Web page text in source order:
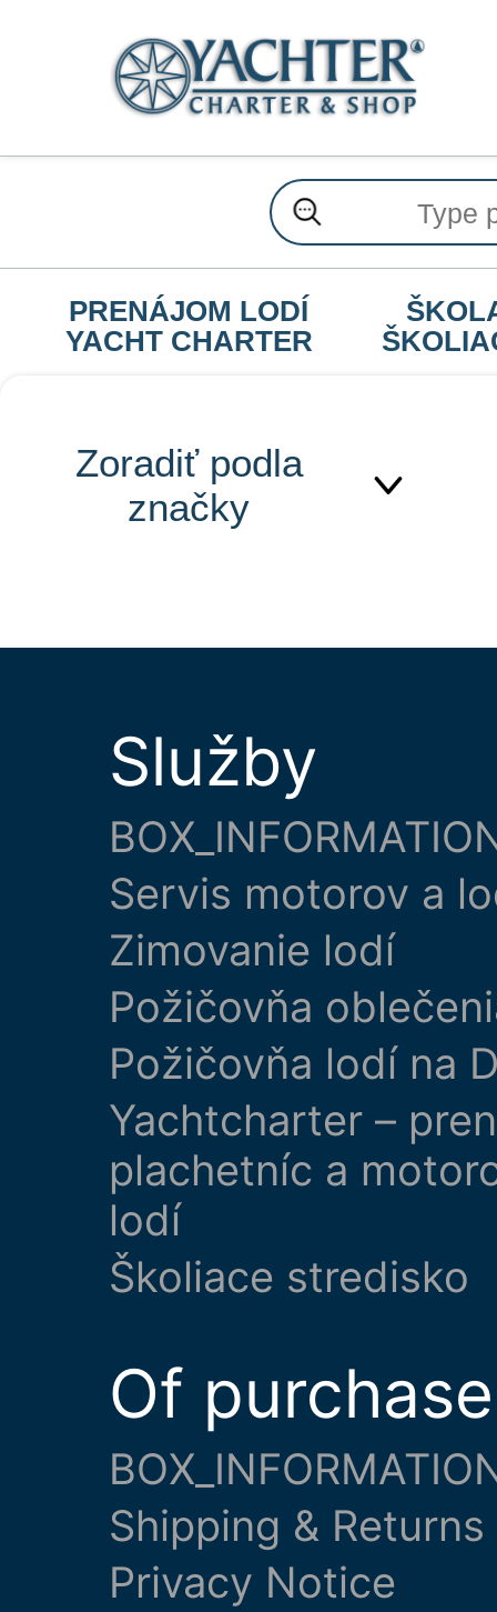
PRENÁJOM LODÍ
YACHT CHARTER
Zoradiť podla
značky
Služby
Servis motorov a
Zimovanie lodí
Požičovňa
Požičovňa lodí na
Yachtcharter –
plachetníc a
lodí
Školiace stredisko
Of purchase
Shipping & Returns
Privacy Notice